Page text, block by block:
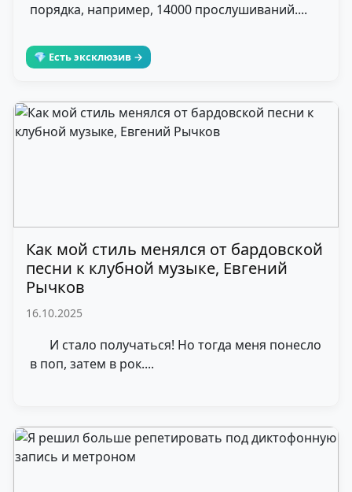
порядка, например, 14000 прослушиваний....
💎 Есть эксклюзив →
Как мой стиль менялся от бардовской
песни к клубной музыке, Евгений
Рычков
16.10.2025
И стало получаться! Но тогда меня понесло
в поп, затем в рок....